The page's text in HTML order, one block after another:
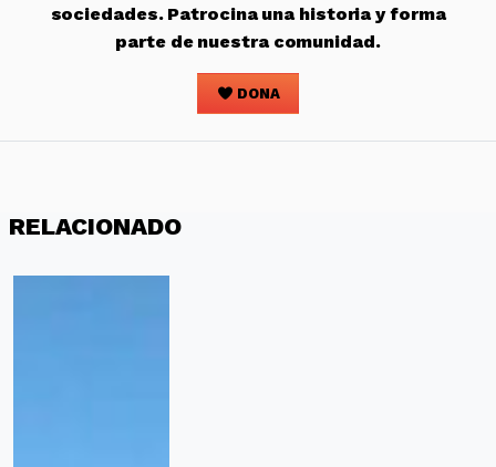
sociedades. Patrocina una historia y forma
parte de nuestra comunidad.
DONA
RELACIONADO